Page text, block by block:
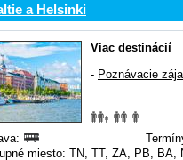
a Helsinki
Viac destinácií
- Poznávacie
miesto: TN, TT, ZA, PB, BA,